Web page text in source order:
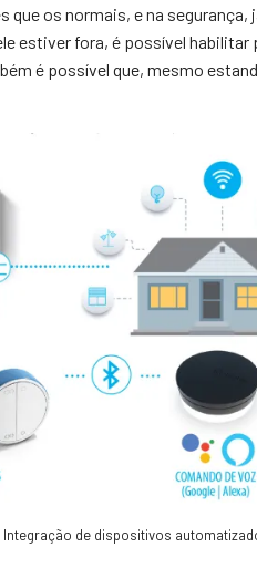
os normais, e na
estiver fora, é possível habilitar
é possível que, mesmo
Integração de dispositivos